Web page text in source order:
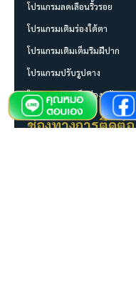
โปรแกรมลดเลือนริ้วรอย
โปรแกรมเติมร่องใต้ตา
โปรแกรมเติมเต็มริมฝีปาก
โปรแกรมปรับรูปคาง
โปรแกรมเติมเต็มร่องแก้ม
ช่องทางการติดต่อ